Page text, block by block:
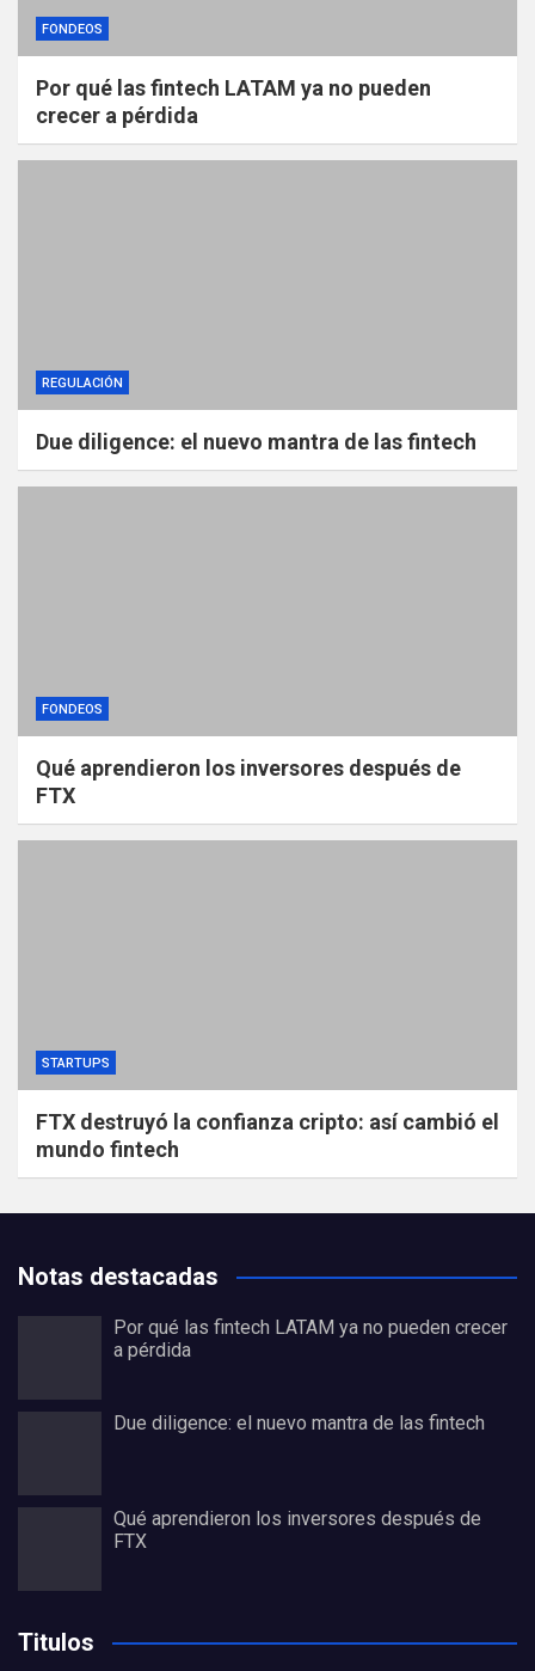
FONDEOS
Por qué las fintech LATAM ya no pueden
crecer a pérdida
REGULACIÓN
Due diligence: el nuevo mantra de las fintech
FONDEOS
Qué aprendieron los inversores después de
FTX
STARTUPS
FTX destruyó la confianza cripto: así cambió el
mundo fintech
Notas destacadas
Por qué las fintech LATAM ya no pueden crecer
a pérdida
Due diligence: el nuevo mantra de las fintech
Qué aprendieron los inversores después de
FTX
Titulos